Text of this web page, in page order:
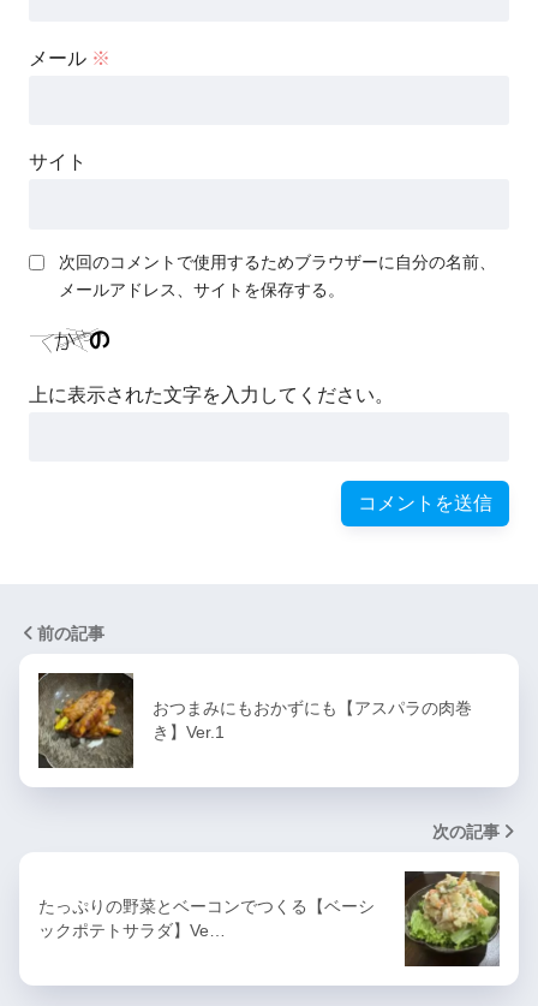
メール ※
サイト
次回のコメントで使用するためブラウザーに自分の名前、
メールアドレス、サイトを保存する。
上に表示された文字を入力してください。
前の記事
おつまみにもおかずにも【アスパラの肉巻
き】Ver.1
次の記事
たっぷりの野菜とベーコンでつくる【ベーシ
ックポテトサラダ】Ve…